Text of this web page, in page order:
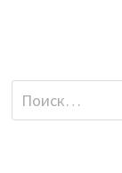
Найти: